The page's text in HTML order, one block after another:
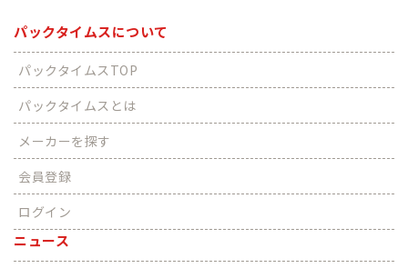
パックタイムスについて
パックタイムスTOP
パックタイムスとは
メーカーを探す
会員登録
ログイン
ニュース